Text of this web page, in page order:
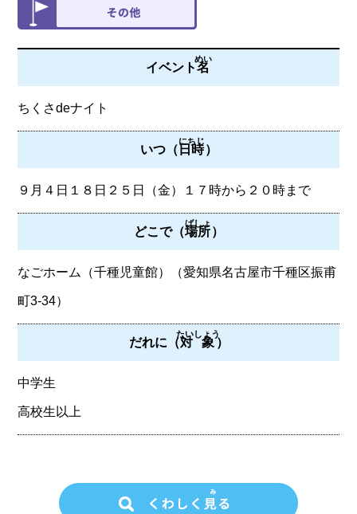
イベント名
めい
ちくさdeナイト
いつ（日時
にちじ
）
９月４日１８日２５日（金）１７時から２０時まで
どこで（場所
ばしょ
）
なごホーム（千種児童館）（愛知県名古屋市千種区振甫
町3-34）
だれに（対象
たいしょう
）
中学生
高校生以上